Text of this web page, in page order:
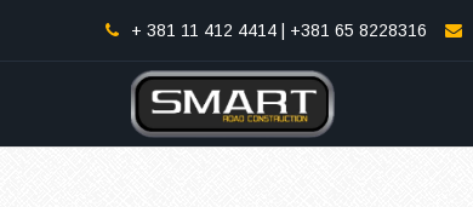
+ 381 11 412 4414 | +381 65 8228316